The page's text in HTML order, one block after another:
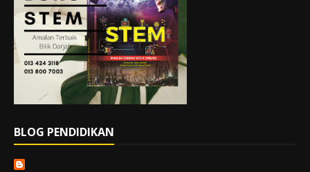
BLOG PENDIDIKAN